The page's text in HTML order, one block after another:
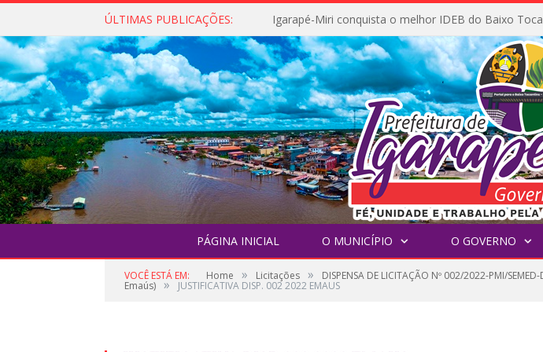
ÚLTIMAS PUBLICAÇÕES:
PÁGINA INICIAL O MUNICÍPIO O GOVERNO
VOCÊ ESTÁ EM: Home » Licitações » DISPENSA DE LICITAÇÃO Nº 002/2022-PMI/
Emaús) » JUSTIFICATIVA DISP. 002 2022 EMAUS